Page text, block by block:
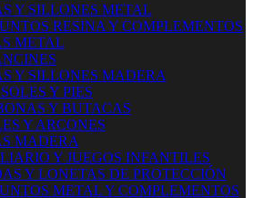
Y SILLONES METAL
RESINA Y COMPLEMENTOS
METAL
Y SILLONES MADERA
Y PIES
Y BUTACAS
Y ARCONES
MADERA
Y JUEGOS INFANTILES
Y LONETAS DE PROTECCIÓN
METAL Y COMPLEMENTOS